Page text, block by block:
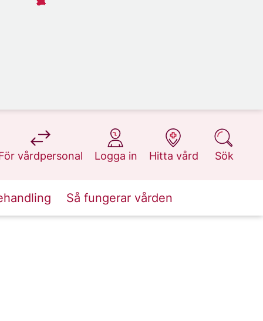
vårdpersonal
på 1177.se
Logga in
på 1177.se
Hitta vård
på 1177.se
Sök
på 1177.se
Så fungerar vården